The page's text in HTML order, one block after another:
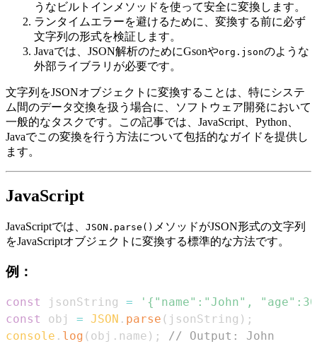
うなビルトインメソッドを使って安全に変換します。
ランタイムエラーを避けるために、変換する前に必ず
文字列の形式を検証します。
Javaでは、JSON解析のためにGsonやorg.jsonのような
外部ライブラリが必要です。
文字列をJSONオブジェクトに変換することは、特にシステ
ム間のデータ交換を扱う場合に、ソフトウェア開発において
一般的なタスクです。この記事では、JavaScript、Python、
Javaでこの変換を行う方法について包括的なガイドを提供し
ます。
JavaScript
JavaScriptでは、 JSON.parse() メソッドがJSON形式の文字列
をJavaScriptオブジェクトに変換する標準的な方法です。
例：
const jsonString =
'{"name":"John",
const
obj = JSON . parse ( jsonString ) ;
console . log ( obj . name ) ; // Output: John